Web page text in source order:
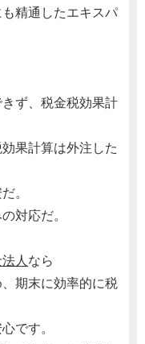
精通したエキスパ
ず、税金税効果計
果計算は外注した
。
対応だ。
法人なら
期末に効率的に税
です。